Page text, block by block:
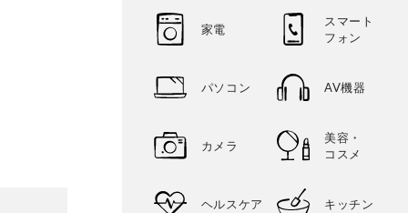
家電
スマート
フォン
パソコン AV機器
カメラ
美容・
コスメ
ヘルスケア キッチン